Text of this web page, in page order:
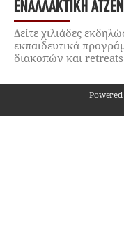
ΕΝΑΛΛΑΚΤΙΚΉ
Δείτε χιλιάδες
εκπαιδευτικά
διακοπών και